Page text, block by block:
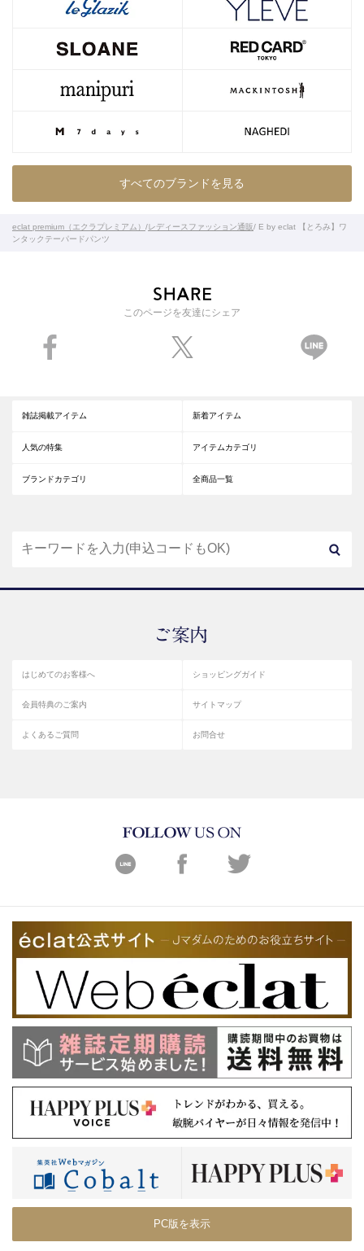
このページを友達にシェア
すべてのブランドを見る
eclat premium（エクラプレミアム） /レディースファッション通販/ E by eclat 【とろみ】ワ
ンタックテーパードパンツ
雑誌掲載アイテム 新着アイテム
人気の特集 アイテムカテゴリ
ブランドカテゴリ 全商品一覧
はじめてのお客様へ ショッピングガイド
会員特典のご案内 サイトマップ
よくあるご質問 お問合せ
PC版を表示